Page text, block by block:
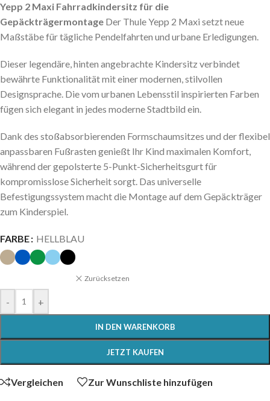
Yepp 2 Maxi Fahrradkindersitz für die
Gepäckträgermontage Der Thule Yepp 2 Maxi setzt neue
Maßstäbe für tägliche Pendelfahrten und urbane Erledigungen.
Dieser legendäre, hinten angebrachte Kindersitz verbindet
bewährte Funktionalität mit einer modernen, stilvollen
Designsprache. Die vom urbanen Lebensstil inspirierten Farben
fügen sich elegant in jedes moderne Stadtbild ein.
Dank des stoßabsorbierenden Formschaumsitzes und der flexibel
anpassbaren Fußrasten genießt Ihr Kind maximalen Komfort,
während der gepolsterte 5-Punkt-Sicherheitsgurt für
kompromisslose Sicherheit sorgt. Das universelle
Befestigungssystem macht die Montage auf dem Gepäckträger
zum Kinderspiel.
FARBE HELLBLAU
Zurücksetzen
- +
IN DEN WARENKORB
JETZT KAUFEN
Vergleichen Zur Wunschliste hinzufügen